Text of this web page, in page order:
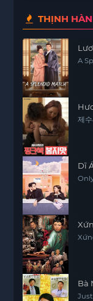
THỊNH
A
제
Dĩ
Bà